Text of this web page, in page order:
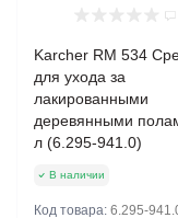
Karcher RM 534
для ухода за
лакированными
деревянными
л (6.295-941.0)
В наличии
Код товара: 6.295-